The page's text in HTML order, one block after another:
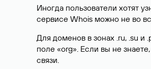
Иногда пользователи хотят
сервисе Whois можно не во
Для доменов в зонах .ru, .su и
поле «org». Если вы не
связи.